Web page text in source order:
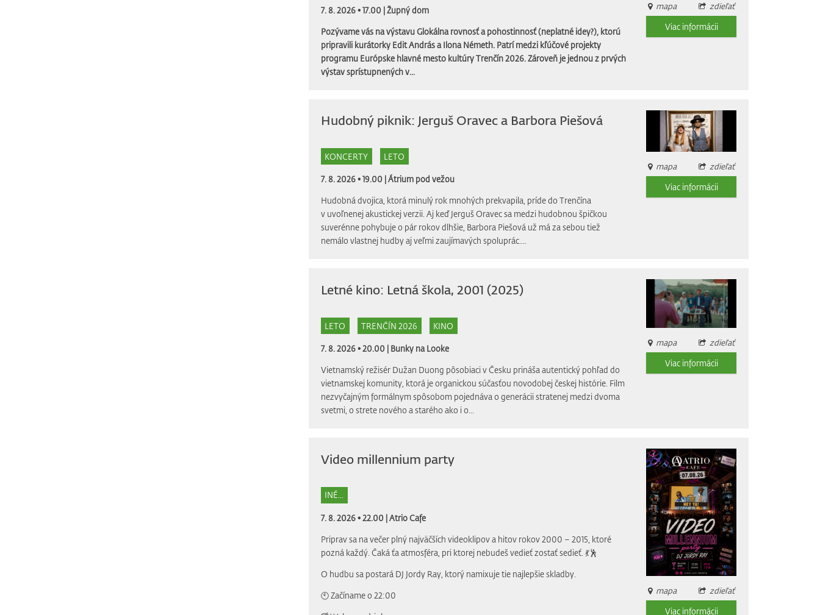
7. 8. 2026 • 17.00 |Župný dom
Pozývame vás na výstavu Glokálna rovnosť a pohostinnosť (neplatné idey?), ktorú
pripravili kurátorky Edit András a Ilona Németh. Patrí medzi kľúčové projekty
programu Európske hlavné mesto kultúry Trenčín 2026. Zároveň je jednou z prvých
výstav sprístupnených v...
mapa
zdieľať
Viac informácii
Hudobný piknik: Jerguš Oravec a Barbora Piešová
KONCERTY LETO
7. 8. 2026 • 19.00 |Átrium pod vežou
Hudobná dvojica, ktorá minulý rok mnohých prekvapila, príde do Trenčína
v uvoľnenej akustickej verzii. Aj keď Jerguš Oravec sa medzi hudobnou špičkou
suverénne pohybuje o pár rokov dlhšie, Barbora Piešová už má za sebou tiež
nemálo vlastnej hudby aj veľmi zaujímavých spoluprác....
mapa
zdieľať
Viac informácii
Letné kino: Letná škola, 2001 (2025)
LETO TRENČÍN 2026 KINO
7. 8. 2026 • 20.00 | Bunky na Looke
Vietnamský režisér Dužan Duong pôsobiaci v Česku prináša autentický pohľad do
vietnamskej komunity, ktorá je organickou súčasťou novodobej českej histórie. Film
nezvyčajným formálnym spôsobom pojednáva o generácii stratenej medzi dvoma
svetmi, o strete nového a starého ako i o...
mapa
zdieľať
Viac informácii
Video millennium party
INÉ...
7. 8. 2026 • 22.00 |Atrio Cafe
Priprav sa na večer plný najväčších videoklipov a hitov rokov 2000 – 2015, ktoré
pozná každý. Čaká ťa atmosféra, pri ktorej nebudeš vedieť zostať sedieť. 💃🕺
O hudbu sa postará DJ Jordy Ray, ktorý namixuje tie najlepšie skladby.
🕙 Začíname o 22:00 mapa
zdieľať
Viac informácii